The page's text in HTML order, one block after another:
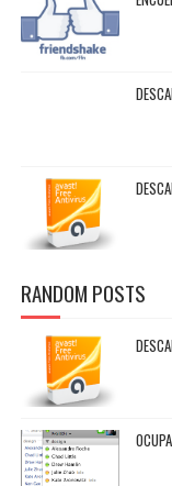
RANDOM POSTS